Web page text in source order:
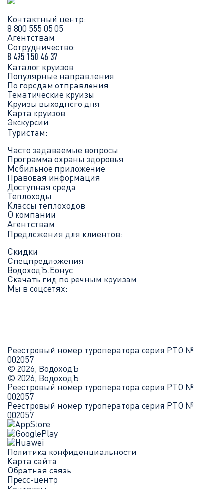
Контактный центр:
8 800 555 05 05
Агентствам
Сотрудничество:
8 495 150 46 37
Каталог круизов
Популярные направления
По городам отправления
Тематические круизы
Круизы выходного дня
Карта круизов
Экскурсии
Туристам:
Часто задаваемые вопросы
Программа охраны здоровья
Мобильное приложение
Правовая информация
Доступная среда
Теплоходы
Классы теплоходов
О компании
Агентствам
Предложения для клиентов:
Скидки
Спецпредложения
ВодоходЪ.Бонус
Скачать гид по речным круизам
Мы в соцсетях:
Реестровый номер туроператора серия РТО №
002057
© 2026, ВодоходЪ
© 2026, ВодоходЪ
Реестровый номер туроператора серия РТО №
002057
Реестровый номер туроператора серия РТО №
002057
Политика конфиденциальности
Карта сайта
Обратная связь
Пресс-центр